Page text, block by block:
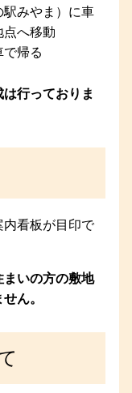
みやま）に車
点へ移動
帰る
行っておりま
内看板が目印で
いの方の敷地
ん。